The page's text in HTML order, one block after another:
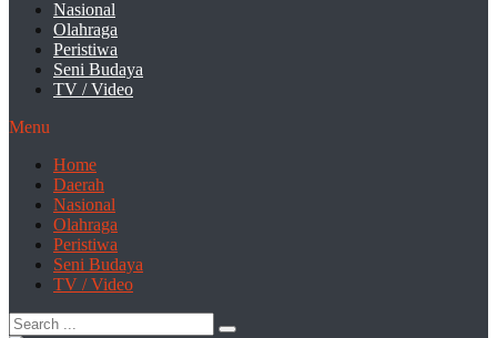
Nasional
Olahraga
Peristiwa
Seni Budaya
TV / Video
Menu
Home
Daerah
Nasional
Olahraga
Peristiwa
Seni Budaya
TV / Video